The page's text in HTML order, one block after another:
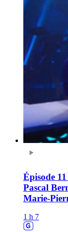
Épisode
Pascal
Marie-
1 h 7